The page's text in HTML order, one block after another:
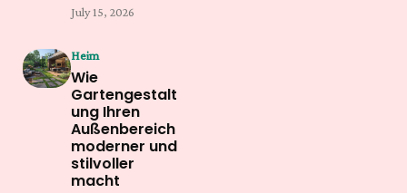
July 15, 2026
Heim
Wie
Gartengestalt
ung Ihren
Außenbereich
moderner und
stilvoller
macht